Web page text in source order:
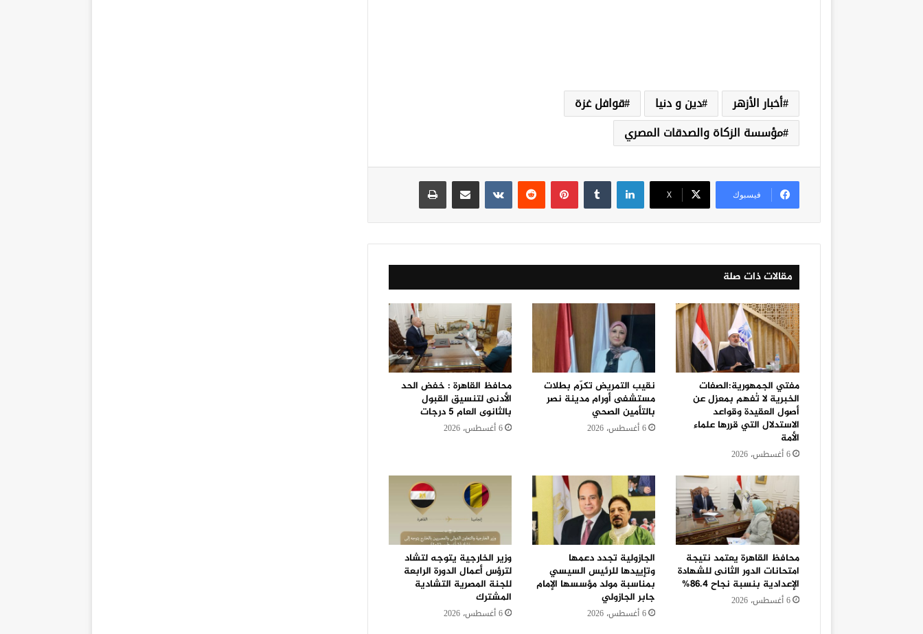
أخبار الأزهر دين و دنيا
قوافل غزة
مؤسسة الزكاة والصدقات المصري
فيسبوك ‫X
لينكدإن بينتيريست
مقالات ذات صلة
مفتي الجمهورية:الصفات
الخبرية لا تُفهم بمعزل عن
أصول العقيدة وقواعد
الاستدلال التي قررها علماء
الأمة
6 أغسطس، 2026
نقيب التمريض تكرّم بطلات
مستشفى أورام مدينة نصر
بالتأمين الصحي
6 أغسطس، 2026
محافظ القاهرة : خفض الحد
الأدنى لتنسيق القبول
بالثانوى العام 5 درجات
6 أغسطس، 2026
محافظ القاهرة يعتمد نتيجة
امتحانات الدور الثانى للشهادة
الإعدادية بنسبة نجاح 86.4%
6 أغسطس، 2026
الجازولية تجدد دعمها
وتإييدها للرئيس السيسي
بمناسبة مولد مؤسسها الإمام
جابر الجازولي
6 أغسطس، 2026
وزير الخارجية يتوجه لتشاد
لترؤس أعمال الدورة الرابعة
للجنة المصرية التشادية
المشترك
6 أغسطس، 2026